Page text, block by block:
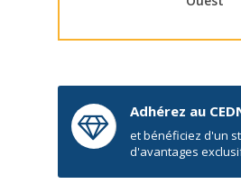
Adhérez au
et bénéficiez d'un
d'avantages